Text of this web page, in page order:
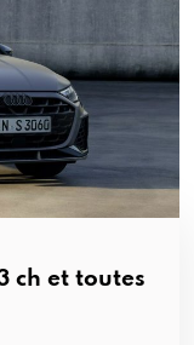
ch et toutes